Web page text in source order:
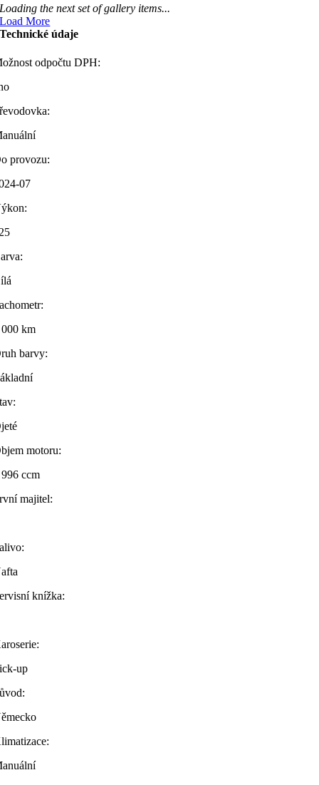
Loading the next set of gallery items...
Load More
Technické údaje
odpočtu DPH:
provozu:
07
km
barvy:
motoru:
ccm
majitel:
knížka:
up